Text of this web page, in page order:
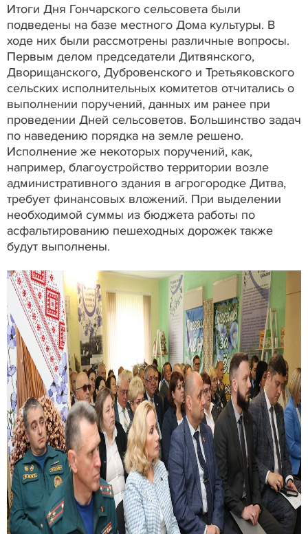
Итоги Дня Гончарского сельсовета были
подведены на базе местного Дома культуры. В
ходе них были рассмотрены различные вопросы.
Первым делом председатели Дитвянского,
Дворищанского, Дубровенского и Третьяковского
сельских исполнительных комитетов отчитались о
выполнении поручений, данных им ранее при
проведении Дней сельсоветов. Большинство задач
по наведению порядка на земле решено.
Исполнение же некоторых поручений, как,
например, благоустройство территории возле
административного здания в агрогородке Дитва,
требует финансовых вложений. При выделении
необходимой суммы из бюджета работы по
асфальтированию пешеходных дорожек также
будут выполнены.